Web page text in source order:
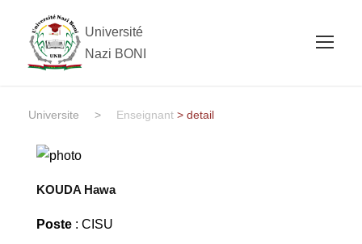
Université
Nazi BONI
Universite > Enseignant > detail
KOUDA Hawa
Poste: CISU